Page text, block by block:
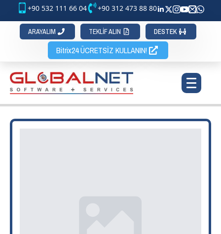
+90 532 111 66 04 +90 312 473 88 80
ARAYALIM TEKLİF ALIN DESTEK
Bitrix24 ÜCRETSİZ KULLANIN!